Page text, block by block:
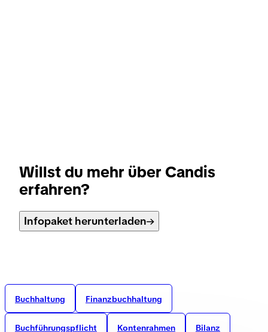
Willst du mehr über Candis
erfahren?
Infopaket herunterladen
Buchhaltung Finanzbuchhaltung
Buchführungspflicht Kontenrahmen Bilanz